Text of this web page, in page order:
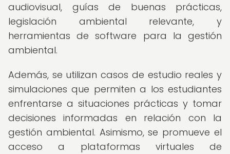
audiovisual, guías de buenas prácticas,
legislación ambiental relevante, y
herramientas de software para la gestión
ambiental.
Además, se utilizan casos de estudio reales y
simulaciones que permiten a los estudiantes
enfrentarse a situaciones prácticas y tomar
decisiones informadas en relación con la
gestión ambiental. Asimismo, se promueve el
acceso a plataformas virtuales de